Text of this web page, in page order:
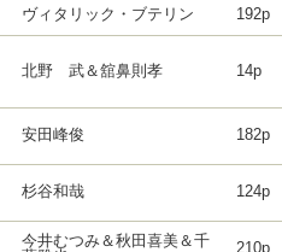
ヴィタリック・ブテリン 192p
北野 武＆舘鼻則孝 14p
安田峰俊 182p
杉谷和哉 124p
今井むつみ＆秋田喜美＆千
210p